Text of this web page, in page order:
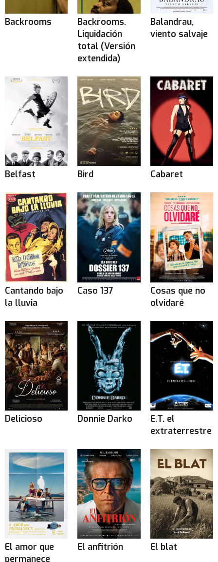
Backrooms
Backrooms.
Liquidación
total (Versión
extendida)
Balandrau,
viento salvaje
Belfast Bird Cabaret
Cantando bajo
la lluvia
Caso 137
Cosas que no
olvidaré
Delicioso Donnie Darko
E.T. el
extraterrestre
El amor que
permanece
El anfitrión El blat